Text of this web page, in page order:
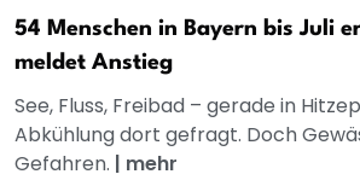
54 Menschen in Bayern bis Juli
meldet Anstieg
See, Fluss, Freibad – gerade in
Abkühlung dort gefragt. Doch
Gefahren. | mehr